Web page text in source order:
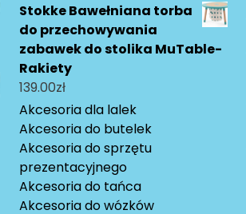
Stokke Bawełniana torba
do przechowywania
zabawek do stolika MuTable-
Rakiety
139.00zł
Akcesoria dla lalek
Akcesoria do butelek
Akcesoria do sprzętu
prezentacyjnego
Akcesoria do tańca
Akcesoria do wózków